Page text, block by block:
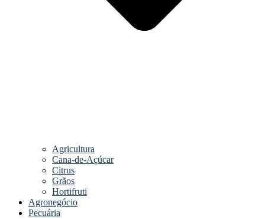
Agricultura
Cana-de-Açúcar
Citrus
Grãos
Hortifruti
Agronegócio
Pecuária